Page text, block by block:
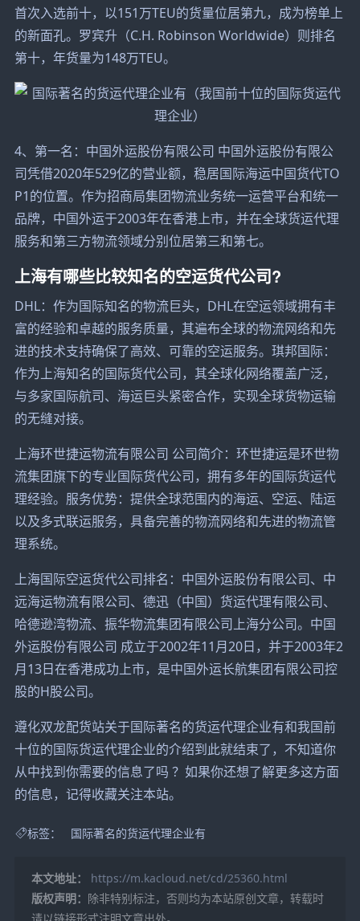
首次入选前十，以151万TEU的货量位居第九，成为榜单上
的新面孔。罗宾升（C.H. Robinson Worldwide）则排名
第十，年货量为148万TEU。
4、第一名：中国外运股份有限公司 中国外运股份有限公
司凭借2020年529亿的营业额，稳居国际海运中国货代TO
P1的位置。作为招商局集团物流业务统一运营平台和统一
品牌，中国外运于2003年在香港上市，并在全球货运代理
服务和第三方物流领域分别位居第三和第七。
上海有哪些比较知名的空运货代公司?
DHL：作为国际知名的物流巨头，DHL在空运领域拥有丰
富的经验和卓越的服务质量，其遍布全球的物流网络和先
进的技术支持确保了高效、可靠的空运服务。琪邦国际：
作为上海知名的国际货代公司，其全球化网络覆盖广泛，
与多家国际航司、海运巨头紧密合作，实现全球货物运输
的无缝对接。
上海环世捷运物流有限公司 公司简介：环世捷运是环世物
流集团旗下的专业国际货代公司，拥有多年的国际货运代
理经验。服务优势：提供全球范围内的海运、空运、陆运
以及多式联运服务，具备完善的物流网络和先进的物流管
理系统。
上海国际空运货代公司排名：中国外运股份有限公司、中
远海运物流有限公司、德迅（中国）货运代理有限公司、
哈德逊湾物流、振华物流集团有限公司上海分公司。中国
外运股份有限公司 成立于2002年11月20日，并于2003年2
月13日在香港成功上市，是中国外运长航集团有限公司控
股的H股公司。
遵化双龙配货站关于国际著名的货运代理企业有和我国前
十位的国际货运代理企业的介绍到此就结束了，不知道你
从中找到你需要的信息了吗 ？如果你还想了解更多这方面
的信息，记得收藏关注本站。
标签： 国际著名的货运代理企业有
本文地址：
https://m.kacloud.net/cd/25360.html
版权声明： 除非特别标注，否则均为本站原创文章，转载时